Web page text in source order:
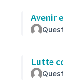
Avenir
Lutte